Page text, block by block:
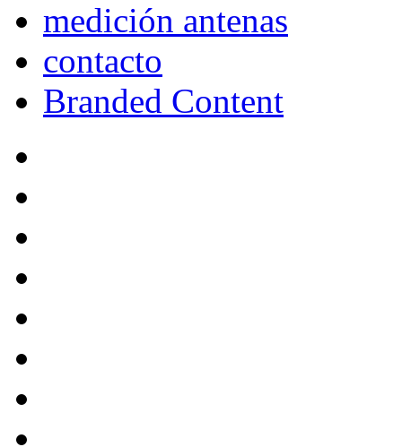
medición antenas
contacto
Branded Content